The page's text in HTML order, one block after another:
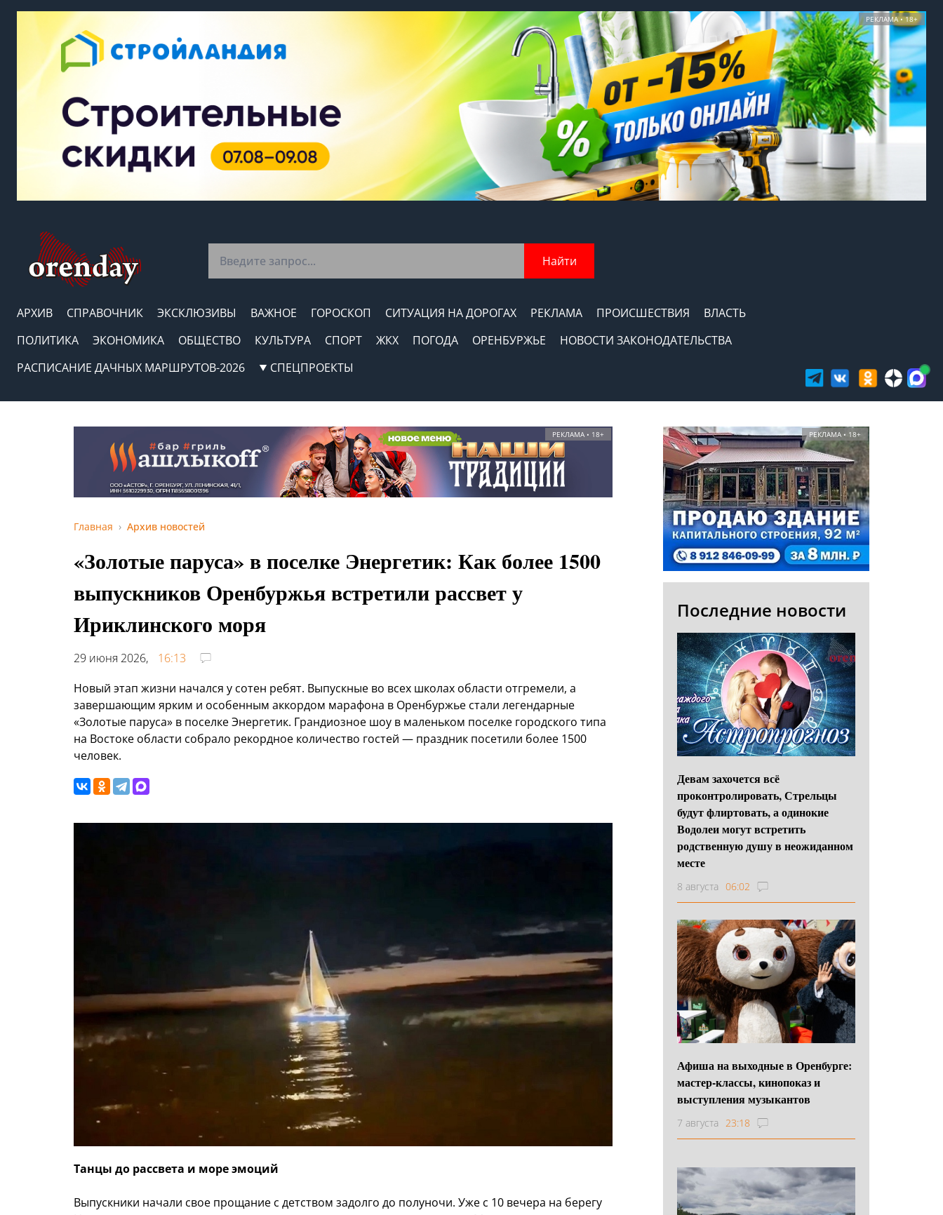
РЕКЛАМА • 18+
Найти
АРХИВ СПРАВОЧНИК ЭКСКЛЮЗИВЫ ВАЖНОЕ ГОРОСКОП СИТУАЦИЯ НА ДОРОГАХ РЕКЛАМА ПРОИСШЕСТВИЯ
ВЛАСТЬ
ПОЛИТИКА
ЭКОНОМИКА ОБЩЕСТВО КУЛЬТУРА СПОРТ ЖКХ ПОГОДА ОРЕНБУРЖЬЕ
НОВОСТИ ЗАКОНОДАТЕЛЬСТВА
РАСПИСАНИЕ ДАЧНЫХ МАРШРУТОВ-2026
СПЕЦПРОЕКТЫ
РЕКЛАМА • 18+
Главная Архив новостей
«Золотые паруса» в поселке Энергетик: Как более 1500
выпускников Оренбуржья встретили рассвет у
Ириклинского моря
29 июня 2026,
16:13
Новый этап жизни начался у сотен ребят. Выпускные во всех школах области отгремели, а
завершающим ярким и особенным аккордом марафона в Оренбуржье стали легендарные
«Золотые паруса» в поселке Энергетик. Грандиозное шоу в маленьком поселке городского типа
на Востоке области собрало рекордное количество гостей — праздник посетили более 1500
человек.
Танцы до рассвета и море эмоций
Выпускники начали свое прощание с детством задолго до полуночи. Уже с 10 вечера на берегу
РЕКЛАМА • 18+
Последние новости
Девам захочется всё
проконтролировать, Стрельцы
будут флиртовать, а одинокие
Водолеи могут встретить
родственную душу в неожиданном
месте
8 августа 06:02
Афиша на выходные в Оренбурге:
мастер-классы, кинопоказ и
выступления музыкантов
7 августа 23:18